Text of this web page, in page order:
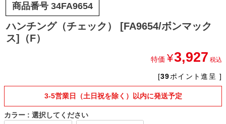
商品番号 34FA9654
ハンチング（チェック） [FA9654/ボンマック
ス]（F）
特価 ¥3,927 税込
[39ポイント進呈 ]
3-5営業日（土日祝を除く）以内に発送予定
カラー
選択してください